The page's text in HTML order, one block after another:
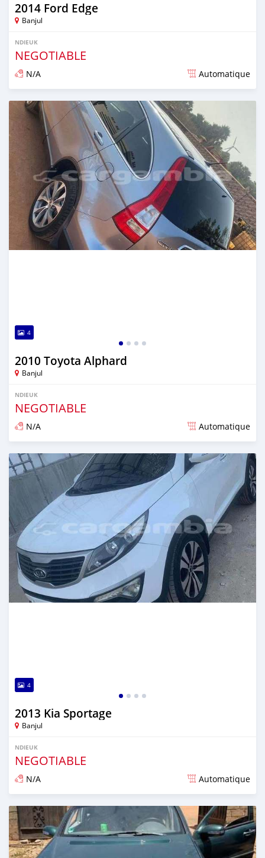
2014 Ford Edge
Banjul
NDIEUK
NEGOTIABLE
N/A Automatique
Dougal na niou ko depuis over 1 years
4
2010 Toyota Alphard
Banjul
NDIEUK
NEGOTIABLE
N/A Automatique
Dougal na niou ko depuis over 1 years
4
2013 Kia Sportage
Banjul
NDIEUK
NEGOTIABLE
N/A Automatique
Dougal na niou ko depuis over 1 years